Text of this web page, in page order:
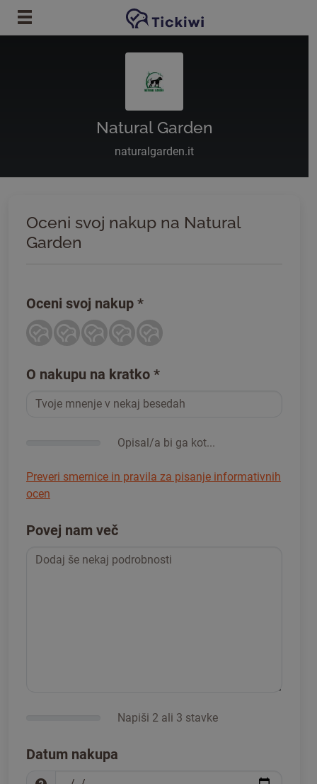
Preskoči na glavno vsebino
Natural Garden
naturalgarden.it
Oceni svoj nakup na Natural
Garden
Oceni svoj nakup *
O nakupu na kratko *
Opisal/a bi ga kot...
Preveri smernice in pravila za pisanje informativnih
ocen
Povej nam več
Napiši 2 ali 3 stavke
Datum nakupa